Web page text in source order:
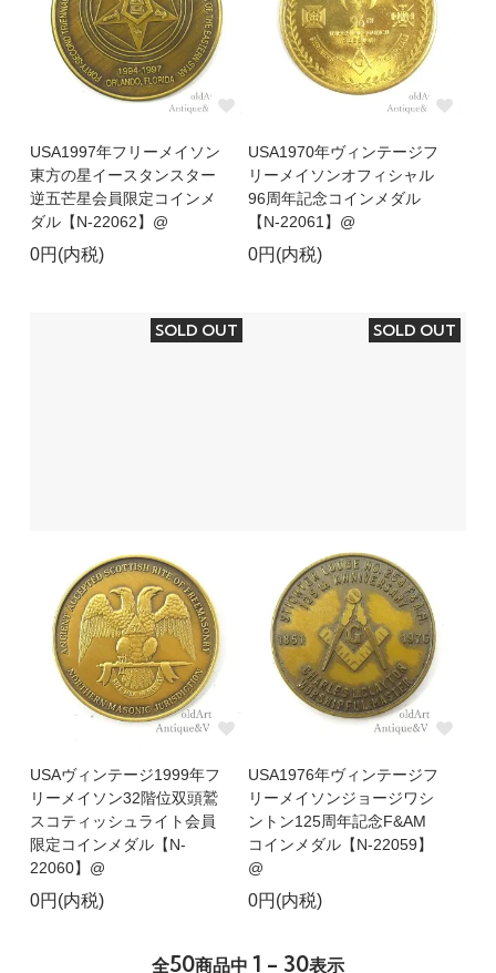
USA1997年フリーメイソン
東方の星イースタンスター
逆五芒星会員限定コインメ
ダル【N-22062】@
0円(内税)
USA1970年ヴィンテージフ
リーメイソンオフィシャル
96周年記念コインメダル
【N-22061】@
0円(内税)
SOLD OUT
USAヴィンテージ1999年フ
リーメイソン32階位双頭鷲
スコティッシュライト会員
限定コインメダル【N-
22060】@
0円(内税)
SOLD OUT
USA1976年ヴィンテージフ
リーメイソンジョージワシ
ントン125周年記念F&AM
コインメダル【N-22059】
@
0円(内税)
全50商品中 1 - 30表示